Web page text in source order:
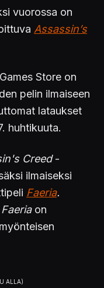
vuorossa on
Assassin’s
Store on
pelin ilmaiseen
lataukset
huhtikuuta.
Creed-
ilmaiseksi
Faeria.
Faeriaon